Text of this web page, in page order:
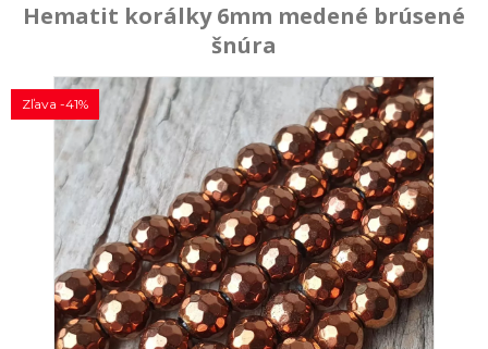
Hematit korálky 6mm medené brúsené
šnúra
Zľava -41%